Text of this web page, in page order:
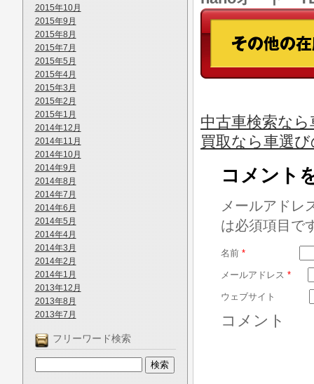
2015年10月
2015年9月
2015年8月
2015年7月
2015年5月
2015年4月
2015年3月
2015年2月
2015年1月
2014年12月
2014年11月
2014年10月
2014年9月
2014年8月
2014年7月
2014年6月
2014年5月
2014年4月
2014年3月
2014年2月
2014年1月
2013年12月
2013年8月
2013年7月
フリーワード検索
中古車検索な
買取なら車選
コメント
メールアドレ
は必須項目で
名前 *
メールアドレス *
ウェブサイト
コメント